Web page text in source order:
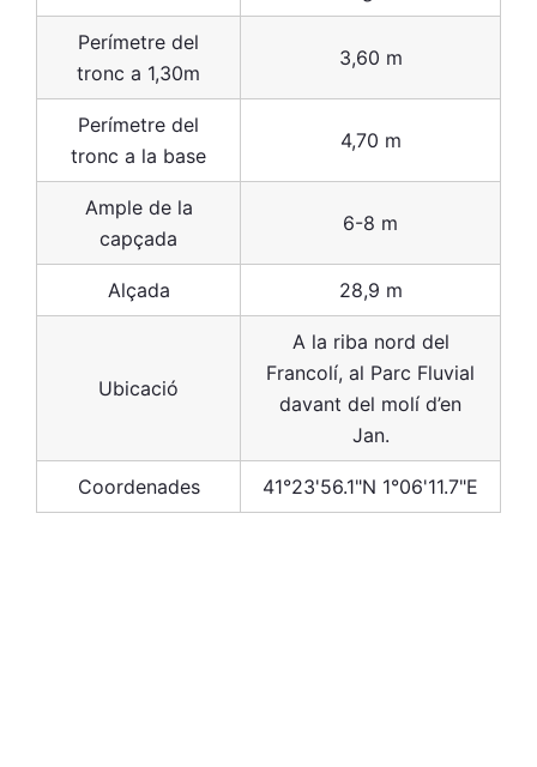
Perímetre del
tronc a 1,30m
3,60 m
Perímetre del
tronc a la base
4,70 m
Ample de la
capçada
6-8 m
Alçada 28,9 m
Ubicació
A la riba nord del
Francolí, al Parc Fluvial
davant del molí d’en
Jan.
Coordenades 41°23'56.1"N 1°06'11.7"E